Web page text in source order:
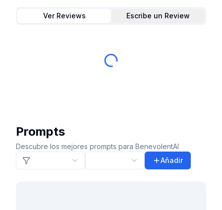
Ver Reviews Escribe un Review
Prompts
Descubre los mejores prompts para BenevolentAI
Añadir